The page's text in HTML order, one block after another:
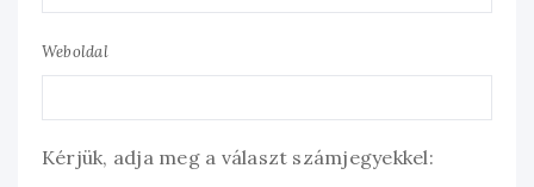
Weboldal
Kérjük, adja meg a választ számjegyekkel: